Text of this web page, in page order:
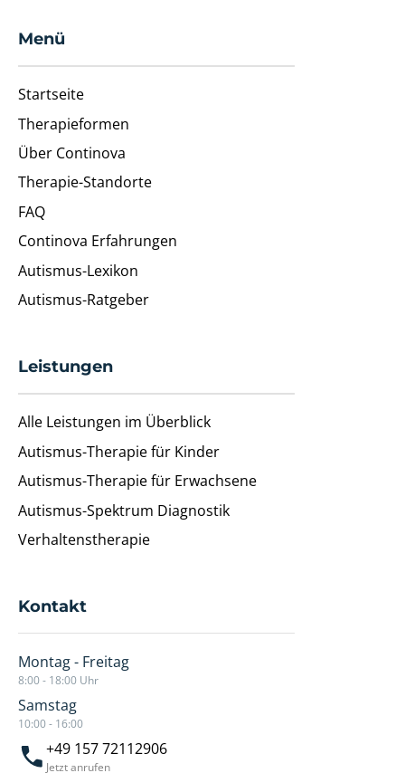
Menü
Startseite
Therapieformen
Über Continova
Therapie-Standorte
FAQ
Continova Erfahrungen
Autismus-Lexikon
Autismus-Ratgeber
Leistungen
Alle Leistungen im Überblick
Autismus-Therapie für Kinder
Autismus-Therapie für Erwachsene
Autismus-Spektrum Diagnostik
Verhaltenstherapie
Kontakt
Montag - Freitag
8:00 - 18:00 Uhr
Samstag
10:00 - 16:00
+49 157 72112906
Jetzt anrufen